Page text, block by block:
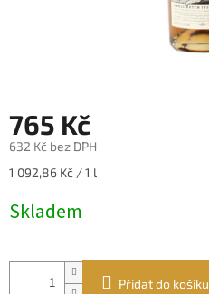
765 Kč
632 Kč bez DPH
Měrná
1 092,86 Kč / 1 l
Skladem
Přidat do košíku